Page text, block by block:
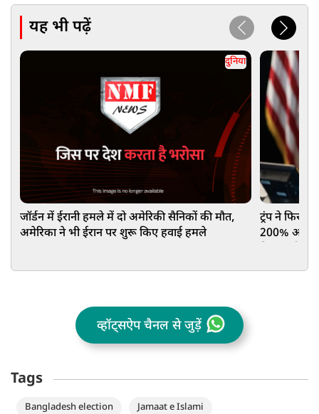
यह भी पढ़ें
दुनिया
जॉर्डन में ईरानी हमले में दो अमेरिकी सैनिकों की मौत,
अमेरिका ने भी ईरान पर शुरू किए हवाई हमले
ट्रंप ने फिर
200%
व्हॉट्सऐप चैनल से जुड़ें
Tags
Bangladesh election
Jamaat e Islami